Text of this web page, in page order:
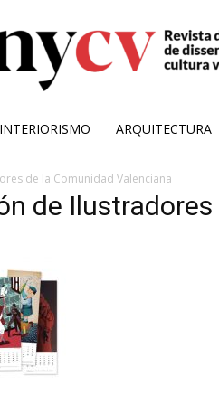
INTERIORISMO ARQUITECTURA
de la Comunidad Valenciana
de